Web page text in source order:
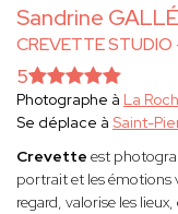
Sandrine GALLÉ
CREVETTE
5
Photographe à La
Se déplace à Saint-
Crevette est
portrait et les émotions
regard, valorise les